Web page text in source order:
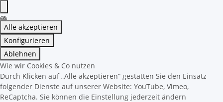
Alle akzeptieren
Konfigurieren
Ablehnen
Wie wir Cookies & Co nutzen
Durch Klicken auf „Alle akzeptieren“ gestatten Sie den Einsatz
folgender Dienste auf unserer Website: YouTube, Vimeo,
ReCaptcha. Sie können die Einstellung jederzeit ändern